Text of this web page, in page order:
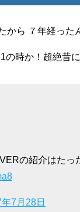
から ７年経った
の時か！超絶昔
の紹介はた
7月28日